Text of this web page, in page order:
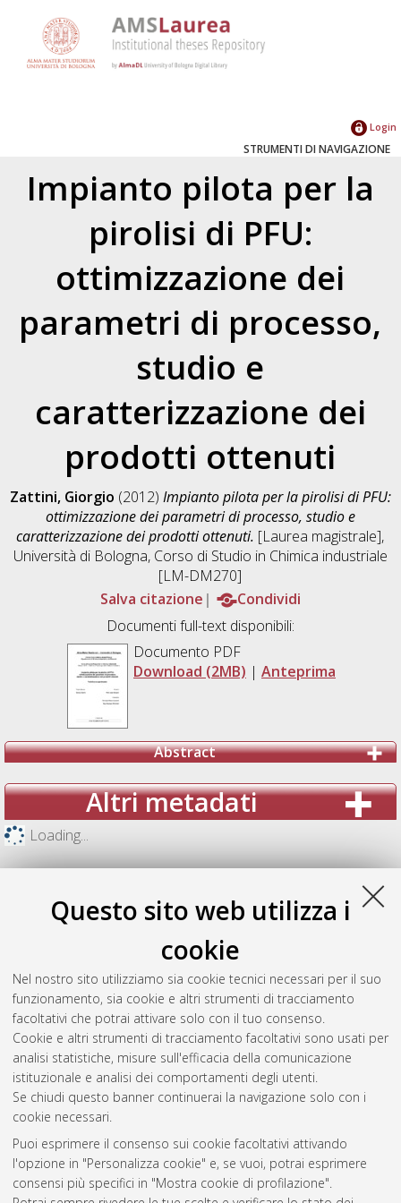
Questo sito web utilizza i
cookie
Nel nostro sito utilizziamo sia cookie tecnici necessari per il suo
funzionamento, sia cookie e altri strumenti di tracciamento
facoltativi che potrai attivare solo con il tuo consenso.
Cookie e altri strumenti di tracciamento facoltativi sono usati per
analisi statistiche, misure sull'efficacia della comunicazione
istituzionale e analisi dei comportamenti degli utenti.
Se chiudi questo banner continuerai la navigazione solo con i
cookie necessari.
Puoi esprimere il consenso sui cookie facoltativi attivando
l'opzione in "Personalizza cookie" e, se vuoi, potrai esprimere
consensi più specifici in "Mostra cookie di profilazione".
Login
STRUMENTI DI NAVIGAZIONE
Impianto pilota per la
pirolisi di PFU:
ottimizzazione dei
parametri di processo,
studio e
caratterizzazione dei
prodotti ottenuti
Zattini, Giorgio (2012) Impianto pilota per la pirolisi di PFU:
ottimizzazione dei parametri di processo, studio e
caratterizzazione dei prodotti ottenuti. [Laurea magistrale],
Università di Bologna, Corso di Studio in Chimica industriale
[LM-DM270]
Salva citazione
Condividi
Documenti full-text disponibili:
Documento PDF
Download (2MB) | Anteprima
Abstract
Altri metadati
Loading...
Gestione del documento:
Atom
Rss 1.0